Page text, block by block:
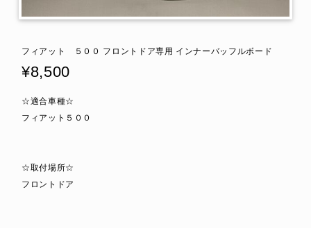
フィアット ５００ フロントドア専用 インナーバッフルボード
¥8,500
☆適合車種☆
フィアット５００
☆取付場所☆
フロントドア